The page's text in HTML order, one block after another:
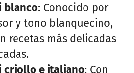
blanco: Conocido por
y tono blanquecino,
recetas más delicadas
criollo e italiano: Con